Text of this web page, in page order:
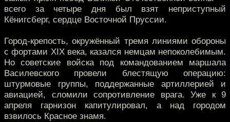
всего за четыре дня был взят неприступный
Кёнигсберг, сердце Восточной Пруссии.
Город-крепость, окружённый тремя линиями обороны
с фортами XIX века, казался немцам непоколебимым.
Но советские войска под командованием маршала
Василевского провели блестящую операцию:
штурмовые группы, поддержанные артиллерией и
авиацией, сломили сопротивление врага. Уже к 9
апреля гарнизон капитулировал, а над городом
взвилось Красное знамя.